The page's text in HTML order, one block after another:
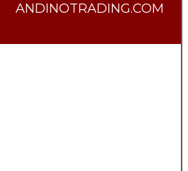
ANDINOTRADING.COM